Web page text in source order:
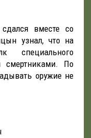
вместе со
узнал, что на
специального
смертниками. По
оружие не